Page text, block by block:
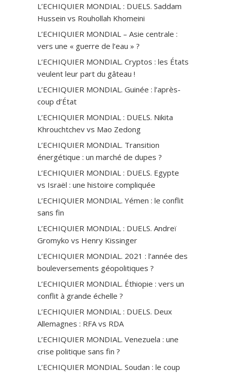
L’ECHIQUIER MONDIAL : DUELS. Saddam
Hussein vs Rouhollah Khomeini
L’ECHIQUIER MONDIAL – Asie centrale :
vers une « guerre de l’eau » ?
L’ECHIQUIER MONDIAL. Cryptos : les États
veulent leur part du gâteau !
L’ECHIQUIER MONDIAL. Guinée : l’après-
coup d’État
L’ECHIQUIER MONDIAL : DUELS. Nikita
Khrouchtchev vs Mao Zedong
L’ECHIQUIER MONDIAL. Transition
énergétique : un marché de dupes ?
L’ECHIQUIER MONDIAL : DUELS. Egypte
vs Israël : une histoire compliquée
L’ECHIQUIER MONDIAL. Yémen : le conflit
sans fin
L’ECHIQUIER MONDIAL : DUELS. Andreï
Gromyko vs Henry Kissinger
L’ECHIQUIER MONDIAL. 2021 : l’année des
bouleversements géopolitiques ?
L’ECHIQUIER MONDIAL. Éthiopie : vers un
conflit à grande échelle ?
L’ECHIQUIER MONDIAL : DUELS. Deux
Allemagnes : RFA vs RDA
L’ECHIQUIER MONDIAL. Venezuela : une
crise politique sans fin ?
L’ECHIQUIER MONDIAL. Soudan : le coup